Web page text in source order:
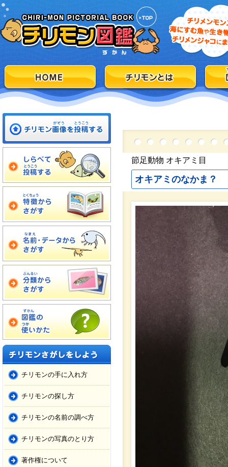
チリモンの手に入れ方
チリモンの探し方
チリモンの名前の調べ方
チリモンの写真のとり方
著作権について
節足動物 オキアミ目
オキアミのなかま？